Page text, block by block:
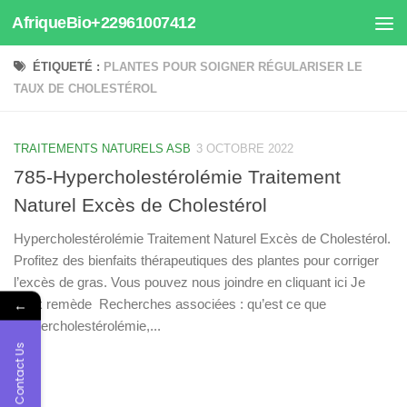
Au dessous du contenu
AfriqueBio+22961007412
ÉTIQUETÉ : PLANTES POUR SOIGNER RÉGULARISER LE
TAUX DE CHOLESTÉROL
TRAITEMENTS NATURELS ASB 3 OCTOBRE 2022
785-Hypercholestérolémie Traitement
Naturel Excès de Cholestérol
Hypercholestérolémie Traitement Naturel Excès de Cholestérol.
Profitez des bienfaits thérapeutiques des plantes pour corriger
l’excès de gras. Vous pouvez nous joindre en cliquant ici Je
veux remède Recherches associées : qu’est ce que
l’hypercholestérolémie,...
←
Contact Us